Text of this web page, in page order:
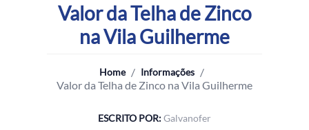
Valor da Telha de Zinco
na Vila Guilherme
Home / Informações /
Valor da Telha de Zinco na Vila Guilherme
ESCRITO POR:Galvanofer